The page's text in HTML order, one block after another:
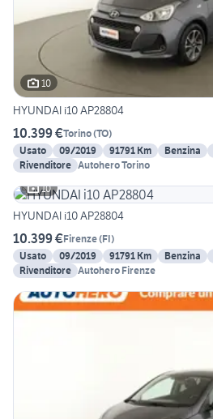
10
HYUNDAI i10 AP28804
10.399 €Torino(TO)
Usato
09/2019 91791 Km Benzina
Rivenditore Autohero Torino
10
HYUNDAI i10 AP28804
10.399 €Firenze(FI)
Usato
09/2019 91791 Km Benzina
Rivenditore Autohero Firenze